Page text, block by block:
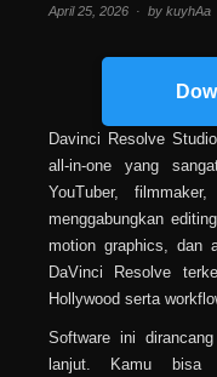
April 25, 2026 · by kuyhAa
Davinci Resolve
all-in-one yang
YouTuber,
menggabungkan
motion graphics, dan
DaVinci Resolve
Hollywood serta
Software ini
lanjut. Kamu bisa